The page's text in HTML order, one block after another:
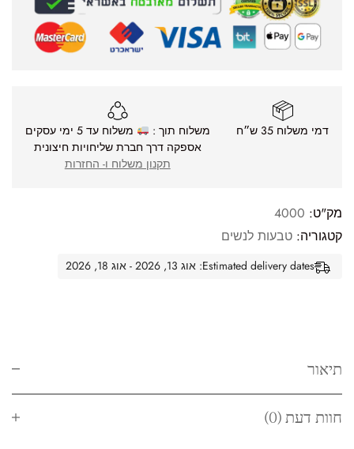
דמי משלוח 35 ש״ח משלוח תוך :
משלוח עד 5 ימי עסקים
אספקה דרך חברת שליחויות חיצונית
תקנון משלוח ו- החזרות
מק"ט: 4000
קטגוריה: טבעות לנשים
Estimated delivery dates: אוג 13, 2026 - אוג 18, 2026
תיאור
חוות דעת (0)